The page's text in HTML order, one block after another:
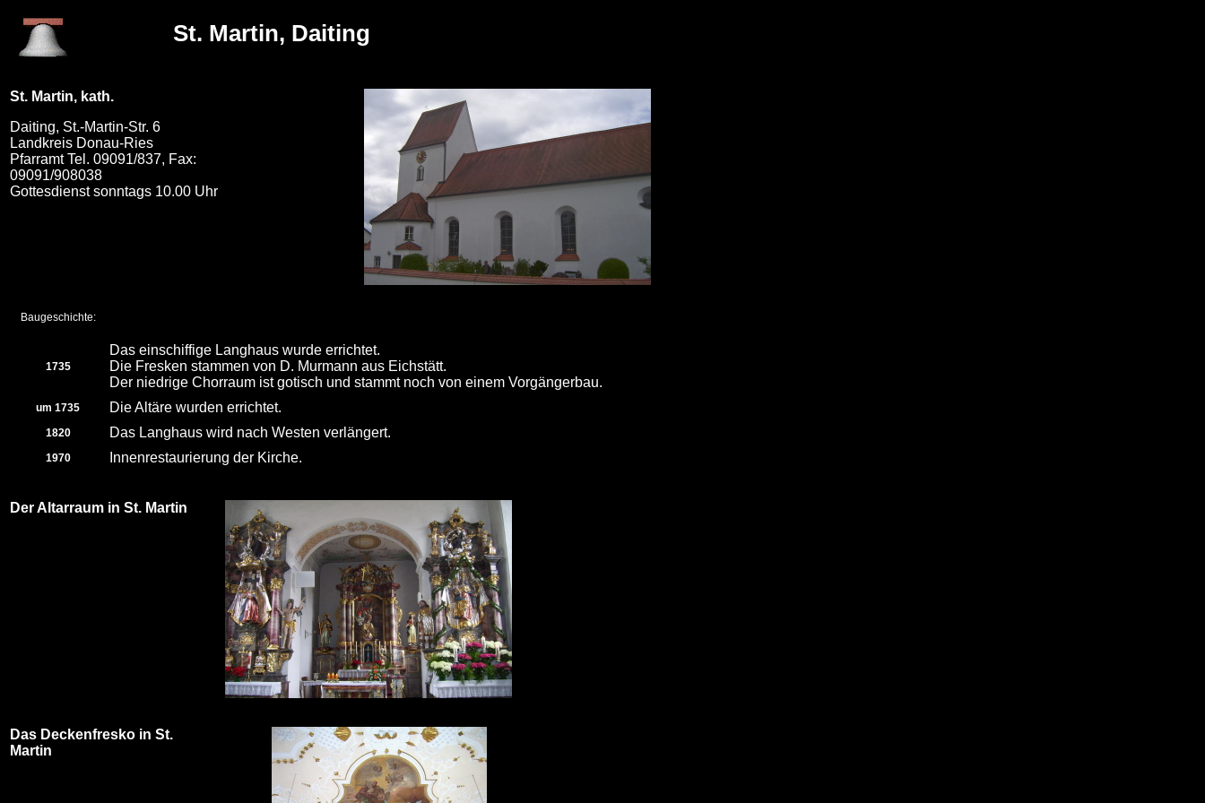
St. Martin, Daiting
St. Martin, kath.
Daiting, St.-Martin-Str. 6
Landkreis Donau-Ries
Pfarramt Tel. 09091/837, Fax:
09091/908038
Gottesdienst sonntags 10.00 Uhr
Baugeschichte:
1735
Das einschiffige Langhaus wurde errichtet.
Die Fresken stammen von D. Murmann aus Eichstätt.
Der niedrige Chorraum ist gotisch und stammt noch von einem Vorgängerbau.
um 1735 Die Altäre wurden errichtet.
1820 Das Langhaus wird nach Westen verlängert.
1970 Innenrestaurierung der Kirche.
Der Altarraum in St. Martin
Das Deckenfresko in St.
Martin